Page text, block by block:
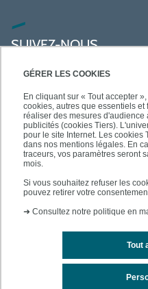
GÉRER LES COOKIES
En cliquant sur « Tout accepter
cookies, autres que essentiels
réaliser des mesures d'audience
publicités (cookies Tiers).
pour le site Internet. Les cookies
dans nos mentions légales. En
traceurs, vos paramètres seront
mois.
Si vous souhaitez refuser les
pouvez retirer votre
➜ Consultez notre politique en
Tout
SUIVEZ-NOUS
Mentions